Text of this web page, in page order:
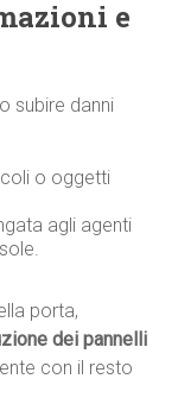
e
subire danni
o oggetti
agli agenti
porta,
dei pannelli
con il resto